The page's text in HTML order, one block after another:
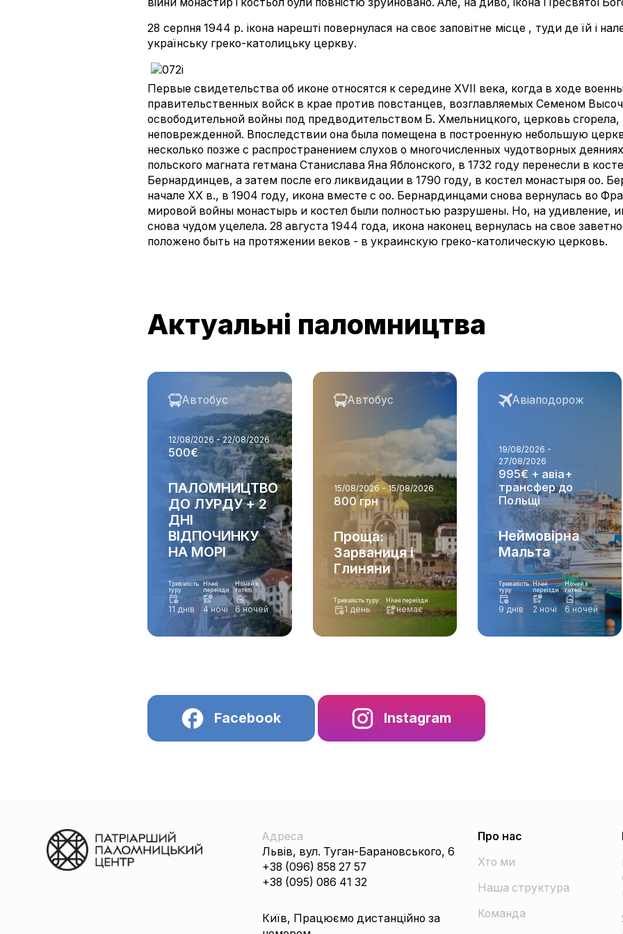
28 серпня 1944 р. ікона нарешті повернулася на своє заповітне місце , туди де їй і
українську греко-католицьку церкву.
Первые свидетельства об иконе относятся к середине XVII века, когда в ходе
правительственных войск в крае против повстанцев, возглавляемых Семеном
освободительной войны под предводительством Б. Хмельницкого, церковь сгорела,
неповрежденной. Впоследствии она была помещена в построенную небольшую
несколько позже с распространением слухов о многочисленных чудотворных
польского магната гетмана Станислава Яна Яблонского, в 1732 году перенесли в
Бернардинцев, а затем после его ликвидации в 1790 году, в костел монастыря оо.
начале ХХ в., в 1904 году, икона вместе с оо. Бернардинцами снова вернулась во
мировой войны монастырь и костел были полностью разрушены. Но, на удивление,
снова чудом уцелела. 28 августа 1944 года, икона наконец вернулась на свое
положено быть на протяжении веков - в украинскую греко-католическую церковь.
Актуальні паломництва
Автобус
12/08/2026 - 22/08/2026
500€
ПАЛОМНИЦТВО
ДО ЛУРДУ + 2
ДНІ
ВІДПОЧИНКУ
НА МОРІ
Тривалість
туру
11 днів
Нічні
переїзди
4 ночі
Ночей в
готелі
6 ночей
Автобус
15/08/2026 - 15/08/2026
800 грн
Проща:
Зарваниця і
Глиняни
Тривалість туру
1 день
Нічні переїзди
немає
Авіаподорож
19/08/2026 -
27/08/2026
995€ + авіа+
трансфер до
Польщі
Неймовірна
Мальта
Тривалість
туру
9 днів
Нічні
переїзди
2 ночі
Ночей в
готелі
6 ночей
Facebook Instagram
Адреса
Львів, вул. Туган-Барановського, 6
+38 (096) 858 27 57
+38 (095) 086 41 32
Київ, Працюємо дистанційно за
Про нас
Хто ми
Наша структура
Команда